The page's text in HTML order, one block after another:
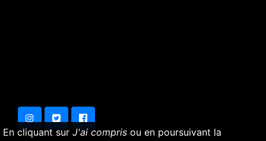
En cliquant sur J'ai compris ou en poursuivant la